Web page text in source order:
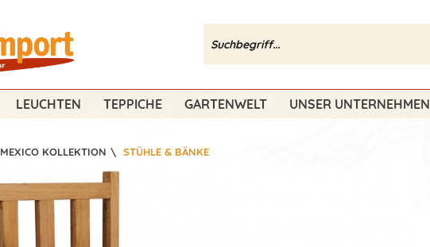
LEUCHTEN TEPPICHE GARTENWELT UNSER UNTERNEHMEN
MEXICO KOLLEKTION \ STÜHLE & BÄNKE